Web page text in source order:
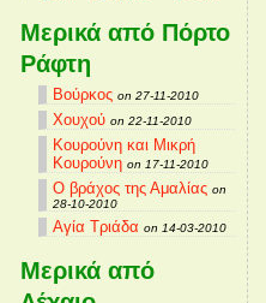
Μερικά από Πόρτο
Ράφτη
Βούρκος on 27-11-2010
Χουχού on 22-11-2010
Κουρούνη και Μικρή
Κουρούνη on 17-11-2010
Ο βράχος της Αμαλίας on
28-10-2010
Αγία Τριάδα on 14-03-2010
Μερικά από